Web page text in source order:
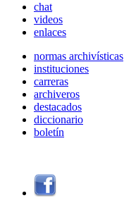
chat
videos
enlaces
normas archivísticas
instituciones
carreras
archiveros
destacados
diccionario
boletín